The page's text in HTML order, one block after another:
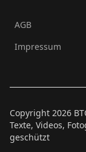
AGB
Impressum
Copyright 2026
Texte, Videos,
geschützt